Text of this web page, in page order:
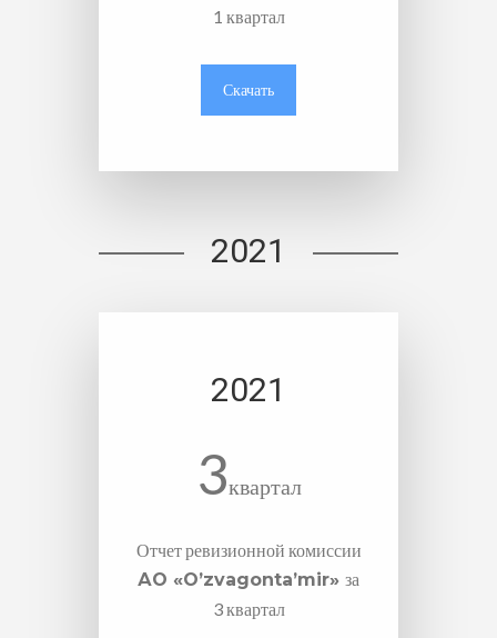
1 квартал
Скачать
2021
2021
3квартал
Отчет ревизионной комиссии
АО «O’zvagonta’mir» за
3 квартал